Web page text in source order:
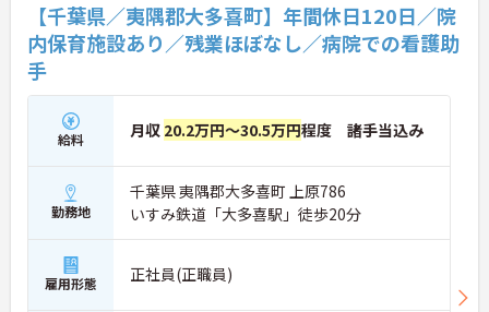
【千葉県／夷隅郡大多喜町】年間休日120日／院
内保育施設あり／残業ほぼなし／病院での看護助
手
給料 月収 20.2万円～30.5万円程度 諸手当込み
勤務地
千葉県 夷隅郡大多喜町 上原786
いすみ鉄道「大多喜駅」徒歩20分
雇用形態 正社員(正職員)